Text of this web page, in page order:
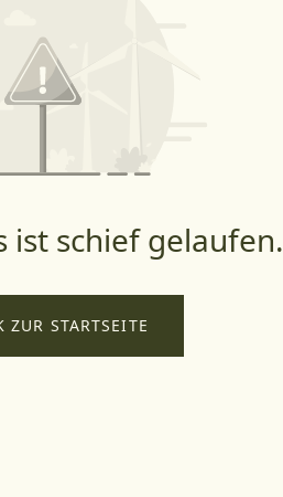
ist schief gelaufen.
ZUR STARTSEITE